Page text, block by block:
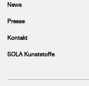
News
Presse
Kontakt
SOLA Kunststoffe